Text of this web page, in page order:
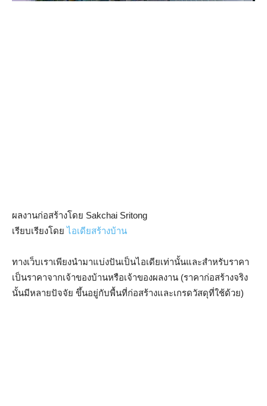
ผลงานก่อสร้างโดย Sakchai Sritong
เรียบเรียงโดยไอเดียสร้างบ้าน
ทางเว็บเราเพียงนำมาแบ่งปันเป็นไอเดียเท่านั้นและสำหรับราคา
เป็นราคาจากเจ้าของบ้านหรือเจ้าของผลงาน (ราคาก่อสร้างจริง
นั้นมีหลายปัจจัย ขึ้นอยู่กับพื้นที่ก่อสร้างและเกรดวัสดุที่ใช้ด้วย)